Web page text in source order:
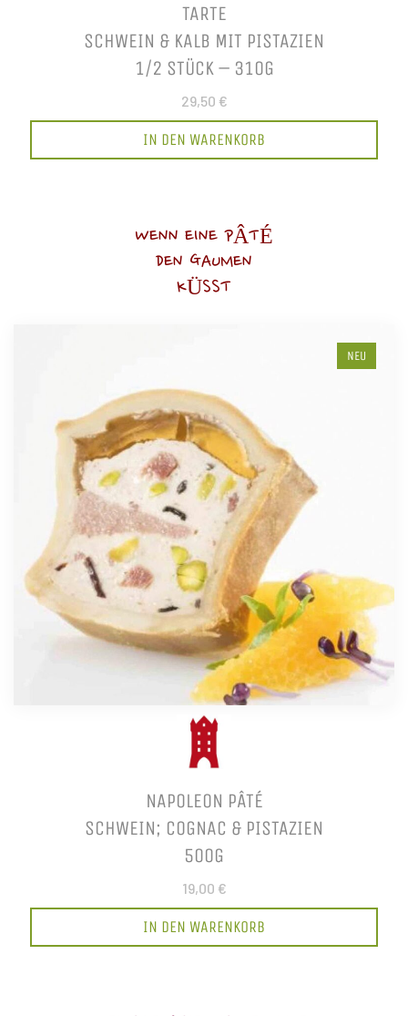
TARTE
SCHWEIN & KALB MIT PISTAZIEN
1/2 STÜCK – 310G
29,50 €
IN DEN WARENKORB
WENN EINE PÂTÉ
DEN GAUMEN
KÜSST
NEU
NAPOLEON PÂTÉ
SCHWEIN; COGNAC & PISTAZIEN
500G
19,00 €
IN DEN WARENKORB